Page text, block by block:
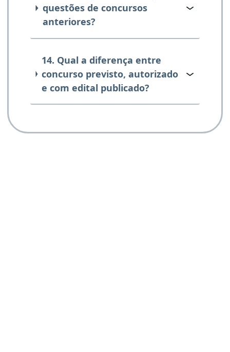
questões de concursos
anteriores?
14. Qual a diferença entre
concurso previsto, autorizado
e com edital publicado?